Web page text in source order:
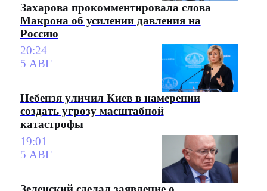
Захарова прокомментировала слова
Макрона об усилении давления на
Россию
20:24
5 АВГ
Небензя уличил Киев в намерении
создать угрозу масштабной
катастрофы
19:01
5 АВГ